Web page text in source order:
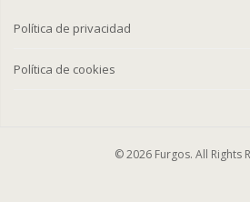
Política de privacidad
Política de cookies
© 2026 Furgos. All Rights